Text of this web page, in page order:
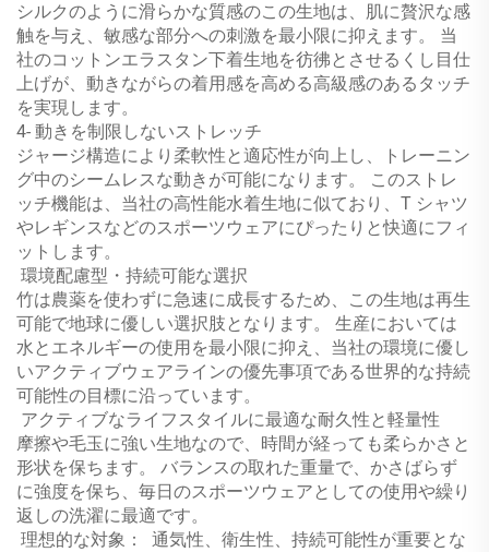
シルクのように滑らかな質感のこの生地は、肌に贅沢な感
触を与え、敏感な部分への刺激を最小限に抑えます。 当
社のコットンエラスタン下着生地を彷彿とさせるくし目仕
上げが、動きながらの着用感を高める高級感のあるタッチ
を実現します。
‌4- 動きを制限しないストレッチ
ジャージ構造により柔軟性と適応性が向上し、トレーニン
グ中のシームレスな動きが可能になります。
このストレ
ッチ機能は、当社の高性能水着生地に似ており、T シャツ
やレギンスなどのスポーツウェアにぴったりと快適にフィ
ットします。
環境配慮型・持続可能な選択
竹は農薬を使わずに急速に成長するため、この生地は再生
可能で地球に優しい選択肢となります。 生産においては
水とエネルギーの使用を最小限に抑え、当社の環境に優し
いアクティブウェアラインの優先事項である世界的な持続
可能性の目標に沿っています。
アクティブなライフスタイルに最適な耐久性と軽量性
摩擦や毛玉に強い生地なので、時間が経っても柔らかさと
形状を保ちます。 バランスの取れた重量で、かさばらず
に強度を保ち、毎日のスポーツウェアとしての使用や繰り
返しの洗濯に最適です。
理想的な対象：
通気性、衛生性、持続可能性が重要とな